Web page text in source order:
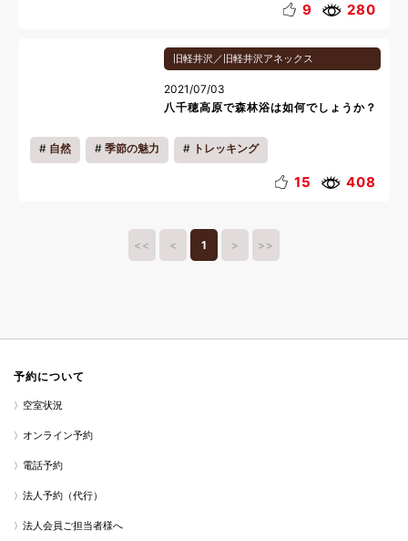
9 280
旧軽井沢／旧軽井沢アネックス
2021/07/03
八千穂高原で森林浴は如何でしょうか？
自然 季節の魅力 トレッキング
15 408
<< < 1 > >>
予約について
空室状況
オンライン予約
電話予約
法人予約（代行）
法人会員ご担当者様へ